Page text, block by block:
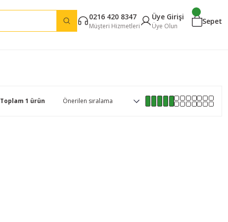
0216 420 8347
Müşteri Hizmetleri
Üye Girişi
Üye Olun
Sepet
Toplam 1 ürün